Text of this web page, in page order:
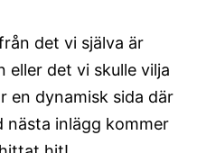
det vi själva är
eller det vi skulle vilja
en dynamisk sida där
inlägg kommer